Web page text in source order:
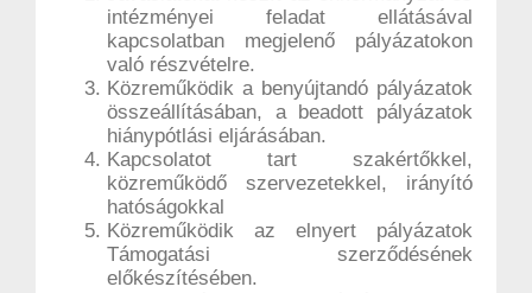
intézményei feladat ellátásával
kapcsolatban megjelenő pályázatokon
való részvételre.
Közreműködik a benyújtandó pályázatok
összeállításában, a beadott pályázatok
hiánypótlási eljárásában.
Kapcsolatot tart szakértőkkel,
közreműködő szervezetekkel, irányító
hatóságokkal
Közreműködik az elnyert pályázatok
Támogatási szerződésének
előkészítésében.